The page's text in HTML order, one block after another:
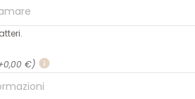
€) info